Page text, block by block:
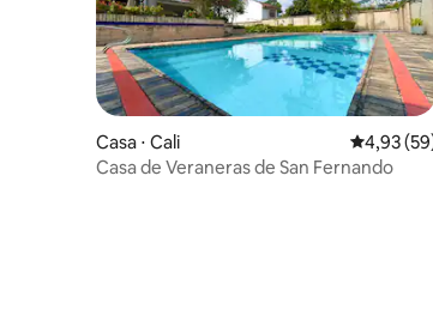
Casa ⋅ Cali 4,93 de
4,93
Casa de Veraneras de San Fernando